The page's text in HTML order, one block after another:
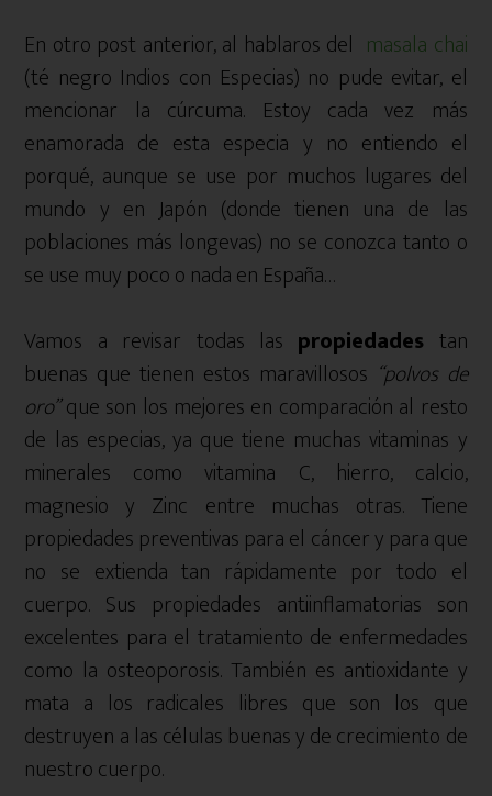
En otro post anterior, al hablaros del masala chai
(té negro Indios con Especias) no pude evitar, el
mencionar la cúrcuma. Estoy cada vez más
enamorada de esta especia y no entiendo el
porqué, aunque se use por muchos lugares del
mundo y en Japón (donde tienen una de las
poblaciones más longevas) no se conozca tanto o
se use muy poco o nada en España…
Vamos a revisar todas las propiedades tan
buenas que tienen estos maravillosos “polvos de
oro”que son los mejores en comparación al resto
de las especias, ya que tiene muchas vitaminas y
minerales como vitamina C, hierro, calcio,
magnesio y Zinc entre muchas otras. Tiene
propiedades preventivas para el cáncer y para que
no se extienda tan rápidamente por todo el
cuerpo. Sus propiedades antiinflamatorias son
excelentes para el tratamiento de enfermedades
como la osteoporosis. También es antioxidante y
mata a los radicales libres que son los que
destruyen a las células buenas y de crecimiento de
nuestro cuerpo.